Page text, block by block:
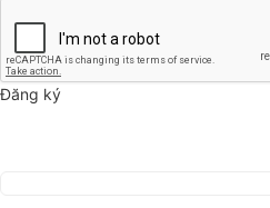
Đăng ký